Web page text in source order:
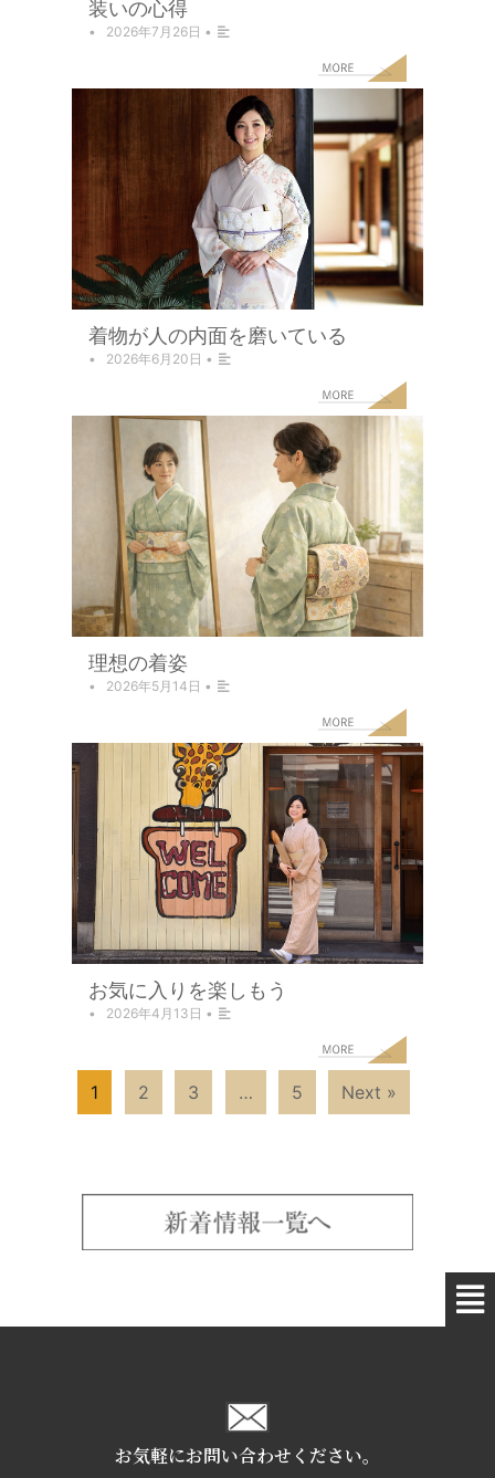
装いの心得
• 2026年7月26日 •
着物が人の内面を磨いている
• 2026年6月20日 •
理想の着姿
• 2026年5月14日 •
お気に入りを楽しもう
• 2026年4月13日 •
1 2 3 … 5 Next »
お気軽にお問い合わせください。